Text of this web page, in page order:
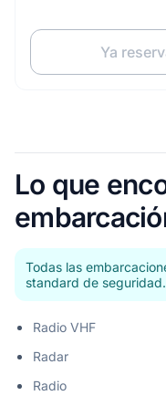
Ya
Lo que
Todas las
standard de seguridad.
Radio VHF
Radar
Radio